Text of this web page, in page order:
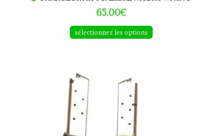
65.00€
sélectionnez les options